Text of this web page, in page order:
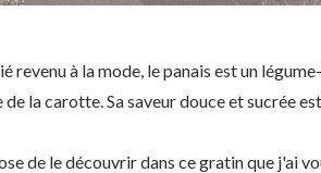
revenu à la mode, le panais est un
la carotte. Sa saveur douce et sucrée
de le découvrir dans ce gratin que j'ai